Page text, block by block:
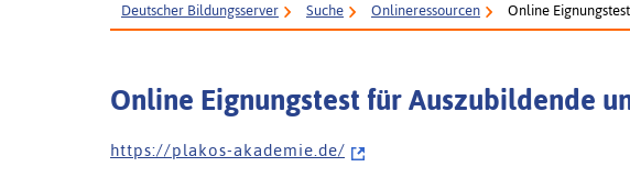
Deutscher Bildungsserver Suche Onlineressourcen Online
Online Eignungstest für Auszubildende
h t t p s : / / p l a k o s - a k a d e m i e . d e /